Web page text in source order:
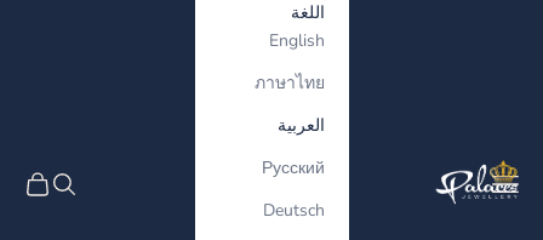
Palaces Jewellery
القائمة البحثسلة
اللغة
English
ภาษาไทย
العربية
Русский
Deutsch